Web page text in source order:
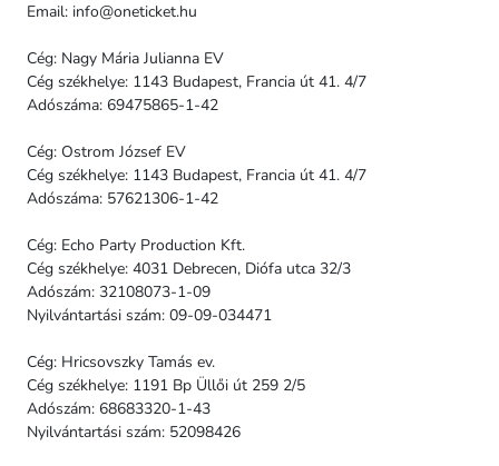
Email: info@oneticket.hu
Cég: Nagy Mária Julianna EV
Cég székhelye: 1143 Budapest, Francia út 41. 4/7
Adószáma: 69475865-1-42
Cég: Ostrom József EV
Cég székhelye: 1143 Budapest, Francia út 41. 4/7
Adószáma: 57621306-1-42
Cég: Echo Party Production Kft.
Cég székhelye: 4031 Debrecen, Diófa utca 32/3
Adószám: 32108073-1-09
Nyilvántartási szám: 09-09-034471
Cég: Hricsovszky Tamás ev.
Cég székhelye: 1191 Bp Üllői út 259 2/5
Adószám: 68683320-1-43
Nyilvántartási szám: 52098426